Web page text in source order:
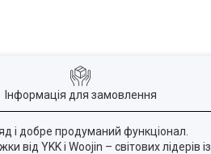
Інформація для замовлення
і добре продуманий функціонал.
від YKK і Woojin – світових лідерів із